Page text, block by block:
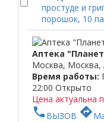
простуде и
порошок, 10
Аптека
Москва, Москва,
Время работы:
22:00 Открыто
Цена актуальна
phone ВЫЗОВ directions